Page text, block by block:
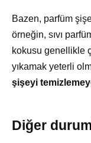
Bazen, parfüm
örneğin, sıvı
kokusu genellikle
yıkamak yeterli
şişeyi
Diğer